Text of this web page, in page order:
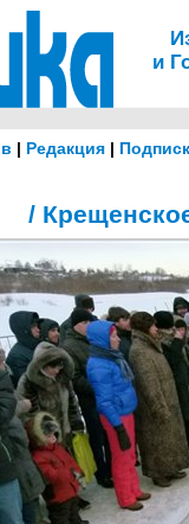
и
| Редакция|
/